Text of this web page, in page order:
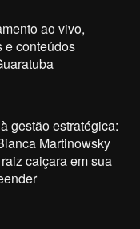
ao vivo,
e conteúdos
gestão estratégica:
Martinowsky
caiçara em sua